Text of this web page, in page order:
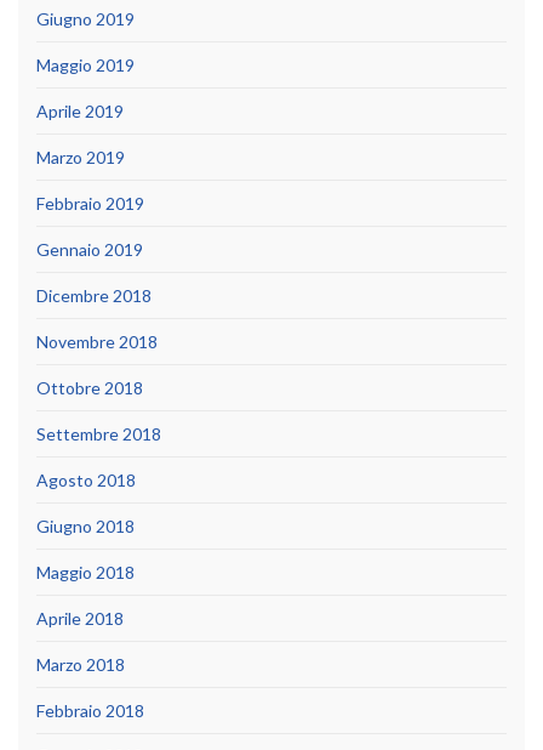
Giugno 2019
Maggio 2019
Aprile 2019
Marzo 2019
Febbraio 2019
Gennaio 2019
Dicembre 2018
Novembre 2018
Ottobre 2018
Settembre 2018
Agosto 2018
Giugno 2018
Maggio 2018
Aprile 2018
Marzo 2018
Febbraio 2018